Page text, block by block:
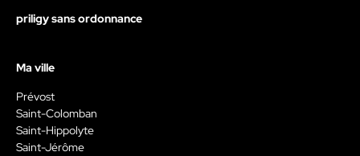
priligy sans ordonnance
Ma ville
Prévost
Saint-Colomban
Saint-Hippolyte
Saint-Jérôme